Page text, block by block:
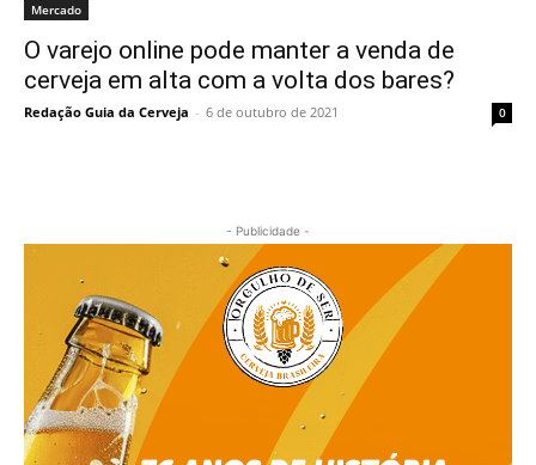
Mercado
O varejo online pode manter a venda de
cerveja em alta com a volta dos bares?
Redação Guia da Cerveja - 6 de outubro de 2021 0
- Publicidade -